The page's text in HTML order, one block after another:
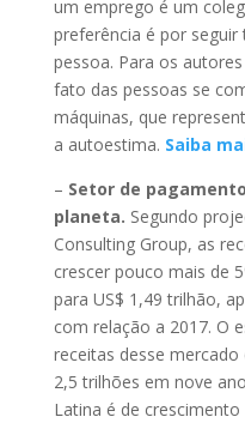
um emprego é um
preferência é por
pessoa. Para os
fato das pessoas se
máquinas, que
a autoestima. Saiba
– Setor de
planeta. Segundo
Consulting Group, as
crescer pouco mais de
para US$ 1,49 trilhão,
com relação a 2017. O
receitas desse
2,5 trilhões em nove
Latina é de